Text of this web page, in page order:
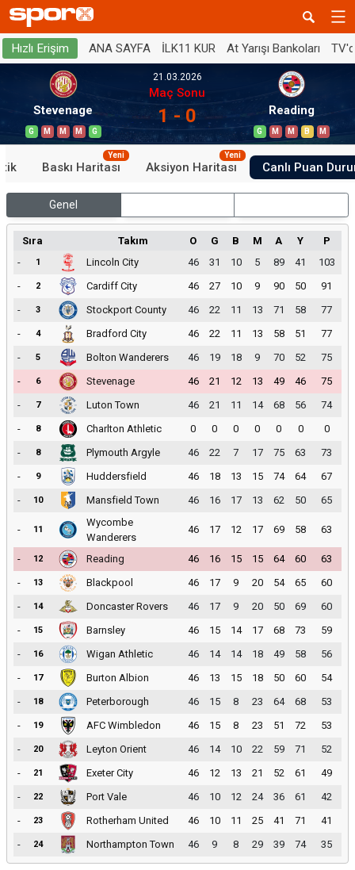
Hızlı Erişim ANA SAYFA İLK11 KUR At Yarışı Bankoları
Stevenage
G M M M G
21.03.2026
Maç Sonu
1 - 0 Reading
G M M B M
Baskı Haritası
Yeni
Aksiyon Haritası
Yeni
Canlı Puan
Genel
Sıra Takım O G B M A Y
P
-
1 Lincoln City 46 31 10 5 89 41
103
-
2 Cardiff City 46 27 10 9 90 50
91
-
3 Stockport County 46 22 11 13 71 58
77
-
4 Bradford City 46 22 11 13 58 51
77
-
5 Bolton Wanderers 46 19 18 9 70 52
75
-
6 Stevenage 46 21 12 13 49 46
75
-
7 Luton Town 46 21 11 14 68 56
74
-
8 Charlton Athletic 0 0 0 0 0 0
0
-
8 Plymouth Argyle 46 22 7 17 75 63
73
-
9 Huddersfield 46 18 13 15 74 64
67
-
10 Mansfield Town 46 16 17 13 62 50 65
- 11
Wycombe
Wanderers
46 17 12 17 69 58 63
- 12 Reading 46 16 15 15 64 60
63
-
13 Blackpool 46 17 9 20 54 65
60
-
14 Doncaster Rovers 46 17 9 20 50 69
60
-
15 Barnsley 46 15 14 17 68 73
59
-
16 Wigan Athletic 46 14 14 18 49 58
56
-
17 Burton Albion 46 13 15 18 50 60
54
-
18 Peterborough 46 15 8 23 64 68
53
-
19 AFC Wimbledon 46 15 8 23 51 72
53
-
20 Leyton Orient 46 14 10 22 59 71
52
-
21 Exeter City 46 12 13 21 52 61
49
-
22 Port Vale 46 10 12 24 36 61
42
-
23 Rotherham United 46 10 11 25 41 71
41
-
24 Northampton Town 46 9 8 29 39 74 35